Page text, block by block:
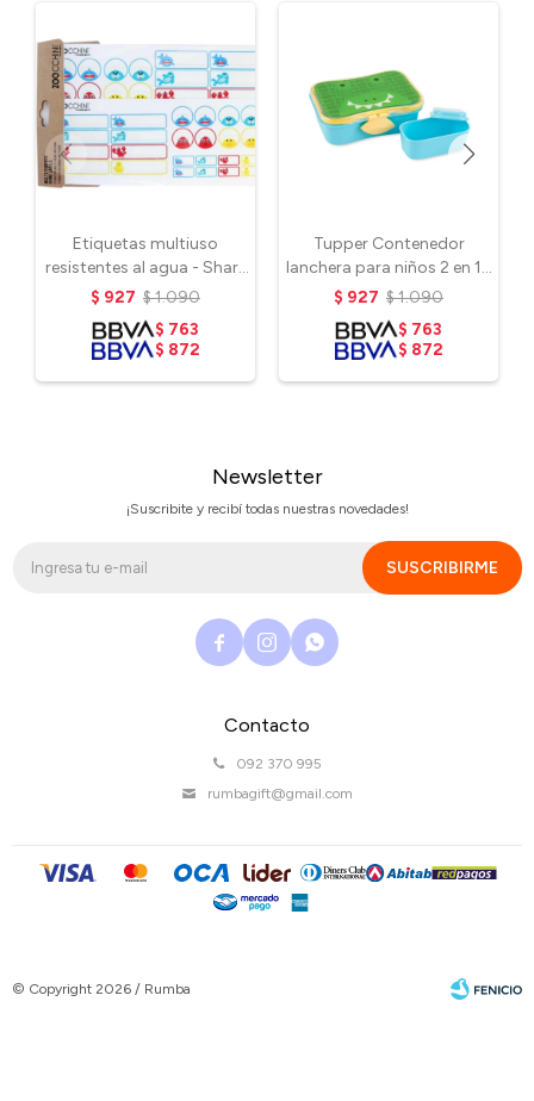
Etiquetas multiuso
resistentes al agua - Shark
& Friends
$ 927 $1.090
$ 763
$ 872
Tupper Contenedor
lanchera para niños 2 en 1 -
Cocodrilo
$ 927 $1.090
$ 763
$ 872
Contacto
092 370 995
rumbagift@gmail.com
Newsletter
¡Suscribite y recibí todas nuestras novedades!
SUSCRIBIRME
  
© Copyright 2026 / Rumba